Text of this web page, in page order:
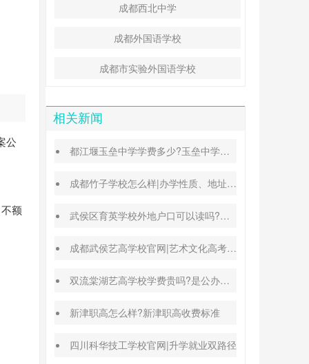
公
额
成都西北中学
成都外国语学校
成都市实验外国语学校
相关新闻
都江堰玉垒中学学费多少?玉垒中学录取分数线
成都竹子学校怎么样|办学性质、地址、学费汇总
武侯区育英学校外地户口可以读吗?转学插班条件
成都武侯艺高学校官网|艺术文化高考班能高考吗
双流棠湖艺高学校学费贵吗?是公办还是民办
新津职高怎么样?新津职高收费标准
四川科华技工学校官网|升学就业双路径